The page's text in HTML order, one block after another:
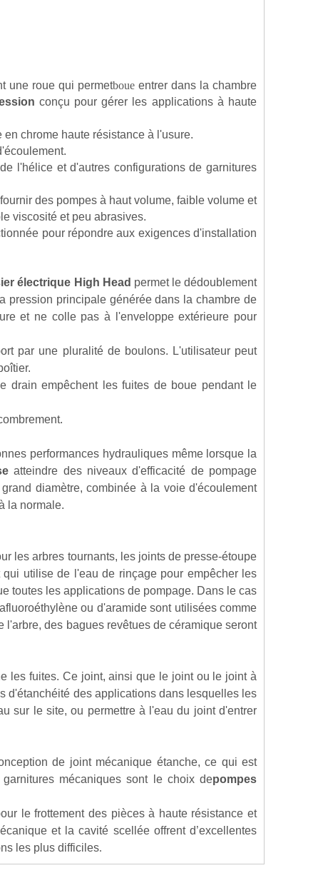
une roue qui permetboueentrer dans la chambre
conçu pour gérer les applications à haute
chrome haute résistance à l'usure.
l'hélice et d'autres configurations de garnitures
des pompes à haut volume, faible volume et
viscosité et peu abrasives.
pour répondre aux exigences d'installation
électrique High Head permet le dédoublement
pression principale générée dans la chambre de
et ne colle pas à l'enveloppe extérieure pour
par une pluralité de boulons. L'utilisateur peut
drain empêchent les fuites de boue pendant le
performances hydrauliques même lorsque la
atteindre des niveaux d'efficacité de pompage
diamètre, combinée à la voie d'écoulement
la normale.
les arbres tournants, les joints de presse-étoupe
utilise de l'eau de rinçage pour empêcher les
toutes les applications de pompage. Dans le cas
ou d'aramide sont utilisées comme
des bagues revêtues de céramique seront
les fuites. Ce joint, ainsi que le joint ou le joint à
d'étanchéité des applications dans lesquelles les
sur le site, ou permettre à l'eau du joint d'entrer
de joint mécanique étanche, ce qui est
mécaniques sont le choix depompes
le frottement des pièces à haute résistance et
et la cavité scellée offrent d’excellentes
les plus difficiles.